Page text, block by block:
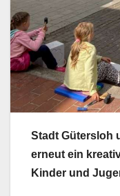
Stadt Gütersloh
erneut ein
Kinder und